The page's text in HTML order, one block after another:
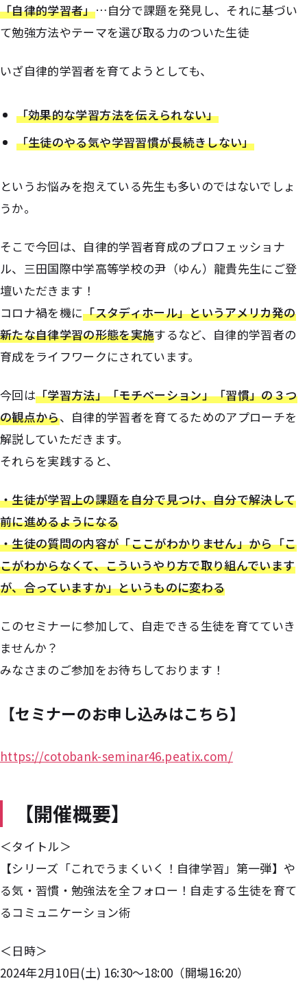
「自律的学習者」…自分で課題を発見し、それに基づい
て勉強方法やテーマを選び取る力のついた生徒
いざ自律的学習者を育てようとしても、
「効果的な学習方法を伝えられない」
「生徒のやる気や学習習慣が長続きしない」
というお悩みを抱えている先生も多いのではないでしょ
うか。
そこで今回は、自律的学習者育成のプロフェッショナ
ル、三田国際中学高等学校の尹（ゆん）龍貴先生にご登
壇いただきます！
コロナ禍を機に「スタディホール」というアメリカ発の
新たな自律学習の形態を実施するなど、自律的学習者の
育成をライフワークにされています。
今回は「学習方法」「モチベーション」「習慣」の３つ
の観点から、自律的学習者を育てるためのアプローチを
解説していただきます。
それらを実践すると、
・生徒が学習上の課題を自分で見つけ、自分で解決して
前に進めるようになる
・生徒の質問の内容が「ここがわかりません」から「こ
こがわからなくて、こういうやり方で取り組んでいます
が、合っていますか」というものに変わる
このセミナーに参加して、自走できる生徒を育てていき
ませんか？
みなさまのご参加をお待ちしております！
【セミナーのお申し込みはこちら】
https://cotobank-seminar46.peatix.com/
【開催概要】
＜タイトル＞
【シリーズ「これでうまくいく！自律学習」第一弾】や
る気・習慣・勉強法を全フォロー！自走する生徒を育て
るコミュニケーション術
＜日時＞
2024年2月10日(土) 16:30〜18:00（開場16:20）